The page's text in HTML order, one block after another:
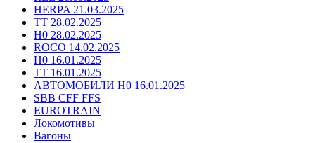
HERPA 21.03.2025
TT 28.02.2025
H0 28.02.2025
ROCO 14.02.2025
H0 16.01.2025
TT 16.01.2025
АВТОМОБИЛИ H0 16.01.2025
SBB CFF FFS
EUROTRAIN
Локомотивы
Вагоны